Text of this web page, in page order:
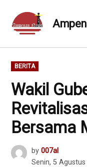
content
POSTED
IN
BERITA
Wakil
Bersama
by 007al
Senin, 5 Agustus